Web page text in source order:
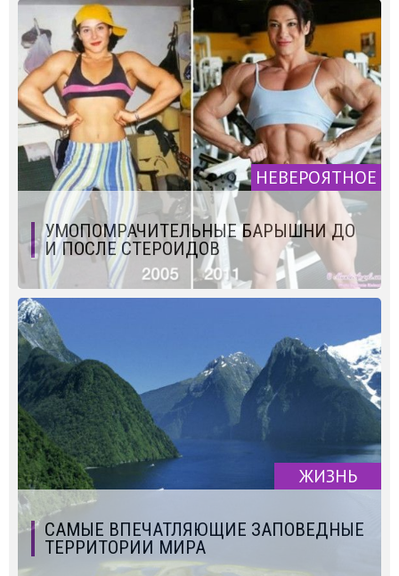
НЕВЕРОЯТНОЕ
УМОПОМРАЧИТЕЛЬНЫЕ БАРЫШНИ ДО
И ПОСЛЕ СТЕРОИДОВ
ЖИЗНЬ
САМЫЕ ВПЕЧАТЛЯЮЩИЕ ЗАПОВЕДНЫЕ
ТЕРРИТОРИИ МИРА